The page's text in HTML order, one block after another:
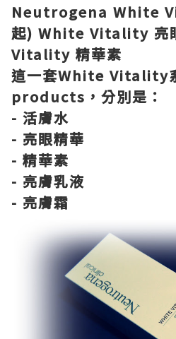
Neutrogena White
起) White Vitality 亮
Vitality 精華素
這一套White Vitality
products，分別是：
- 活膚水
- 亮眼精華
- 精華素
- 亮膚乳液
- 亮膚霜